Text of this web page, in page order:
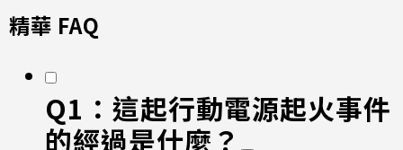
精華 FAQ
Q1：這起行動電源起火事件
的經過是什麼？